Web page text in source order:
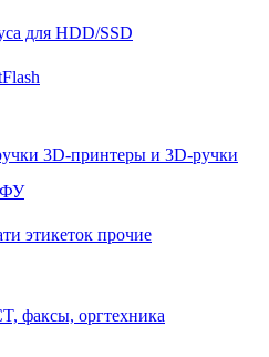
для HDD/SSD
3D-принтеры и 3D-ручки
этикеток прочие
факсы, оргтехника